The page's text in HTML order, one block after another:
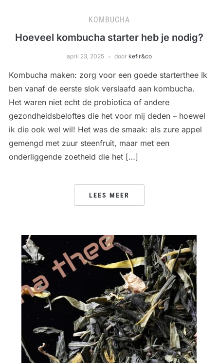
KOMBUCHA
Hoeveel kombucha starter heb je nodig?
april 23, 2025 door kefir&co
Kombucha maken: zorg voor een goede starterthee Ik
ben vanaf de eerste slok verslaafd aan kombucha.
Het waren niet echt de probiotica of andere
gezondheidsbeloftes die het voor mij deden – hoewel
ik die ook wel wil! Het was de smaak: als zure appel
gemengd met zuur steenfruit, maar met een
onderliggende zoetheid die het […]
LEES MEER